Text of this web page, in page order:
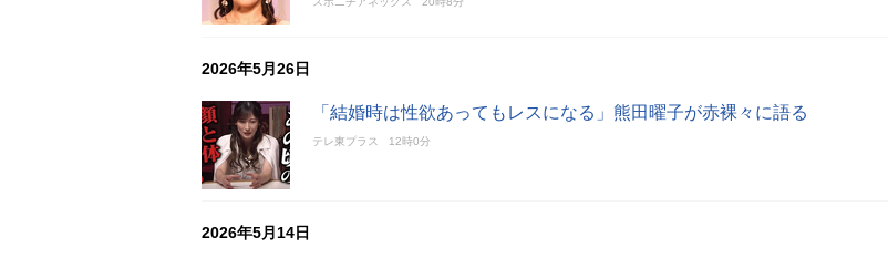
2026年5月26日
「結婚時は性欲あってもレスになる」熊田曜子が赤裸々に語る
テレ東プラス 12時0分
2026年5月14日